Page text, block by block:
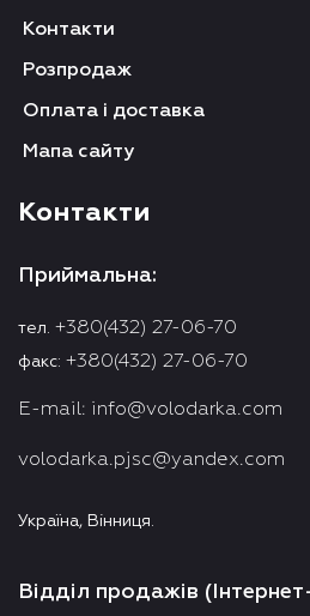
Контакти
Розпродаж
Оплата і доставка
Мапа сайту
Контакти
Приймальна:
тел. +380(432) 27-06-70
факс: +380(432) 27-06-70
E-mail: info@volodarka.com
volodarka.pjsc@yandex.com
Україна, Вінниця.
Відділ продажів